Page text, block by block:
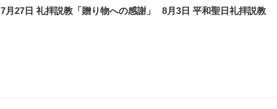
稿
の
7月27日 礼拝説教「贈り物への感謝」
8月3日 平和聖日礼拝説教